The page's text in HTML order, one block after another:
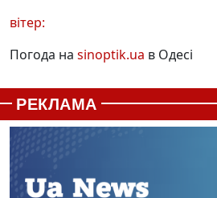
вітер:
Погода на sinoptik.ua в Одесі
РЕКЛАМА